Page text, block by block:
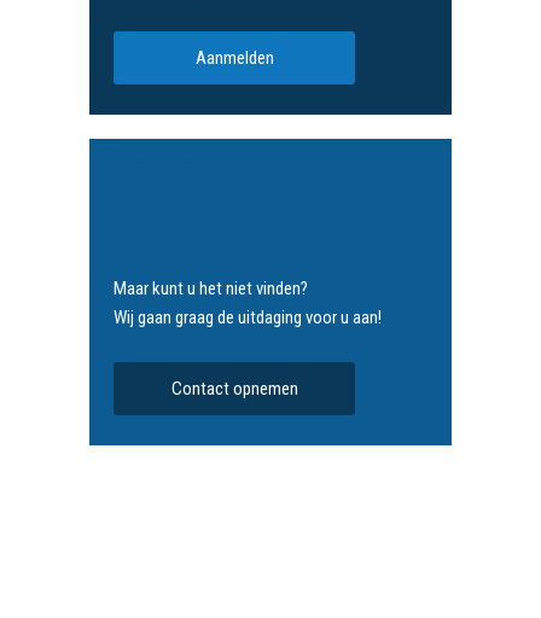
Aanmelden
Maar kunt u het niet vinden?
Wij gaan graag de uitdaging voor u aan!
Contact opnemen